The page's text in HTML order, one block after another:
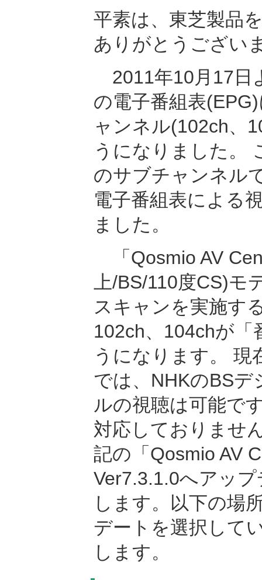
平素は、東芝製品
ありがとうござい
2011年10月17日
の電子番組表
ャンネル(102ch、
うになりました。
のサブチャンネル
電子番組表による
ました。
「Qosmio AV
上/BS/110度CS)
スキャンを実施す
102ch、104chが
うになります。 現
では、NHKのBS
ルの視聴は可能で
対応しておりませ
記の「Qosmio AV
Ver7.3.1.0へアッ
します。以下の場
デートを選択して
します。